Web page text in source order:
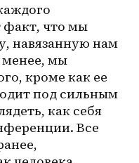
факт, что мы
навязанную нам
менее, мы
кроме как ее
под сильным
как себя
Все